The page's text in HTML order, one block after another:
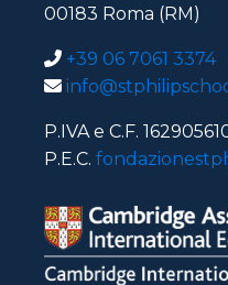
00183 Roma (RM)
+39 06 7061 3374
P.IVA e C.F.
P.E.C.